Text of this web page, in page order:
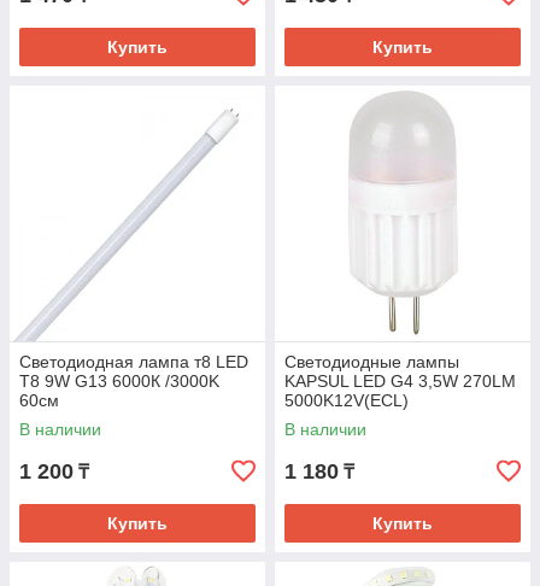
Купить Купить
Светодиодная лампа т8 LED
T8 9W G13 6000К /3000K
60см
В наличии
1 200 ₸
Купить
Светодиодные лампы
KAPSUL LED G4 3,5W 270LM
5000K12V(ECL)
В наличии
1 180 ₸
Купить